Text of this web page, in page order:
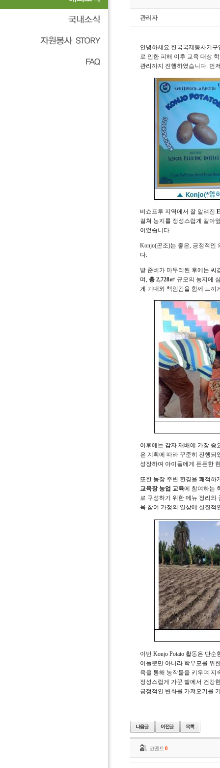
관리자
안녕하세요 한국국제봉사기구
로 인한 피해 이후 교육 대상
관리까지 진행하였습니다. 먼
비쇼프투 지역에서 잘 알려진
걸쳐 농지를 정성스럽게 갈아
이었습니다.
Konjo(곤조)는 좋은, 긍정적인
다.
밭 준비가 마무리된 후에는 씨
며, 총 2,728㎡ 규모의 농지에
게 기대와 책임감을 함께 느끼
이후에는 감자 재배에 가장 중
은 계획에 따라 꾸준히 진행되
성장하여 아이들에게 든든한
또한 농장 주변 환경을 쾌적하
교육장 농업 교육에 참여하는
로 구성하기 위한 메뉴 정리와
육 참여 가정의 일상에 실질적
이번 Konjo Potato 활동은 단순
이들뿐만 아니라 학부모를 위
육을 통해 농작물을 키우며 지
정성스럽게 가꾼 밭에서 건강
긍정적인 변화를 가져오기를
코멘트 0